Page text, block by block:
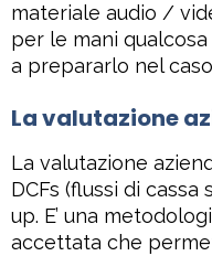
materiale audio /
per le mani
a prepararlo nel
La valutazione
La valutazione
DCFs (flussi di
up. E’ una
accettata che